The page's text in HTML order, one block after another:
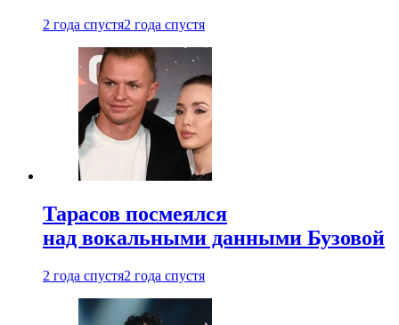
2 года спустя2 года спустя
Тарасов посмеялся
над вокальными данными Бузовой
2 года спустя2 года спустя